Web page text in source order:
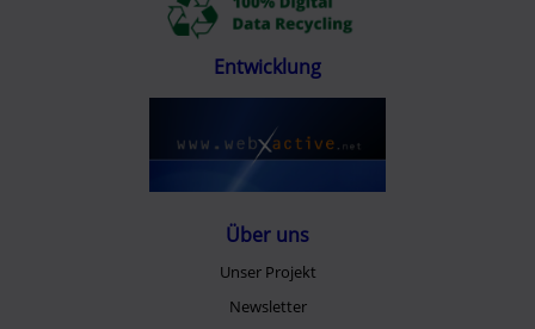
Entwicklung
Über uns
Unser Projekt
Newsletter